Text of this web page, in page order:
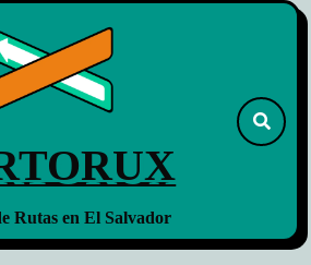
Rutas en El Salvador